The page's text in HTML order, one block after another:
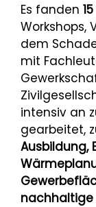
Es fanden
Workshops,
dem
mit
intensiv an
gearbeitet,
Ausbildung,
nachhaltige